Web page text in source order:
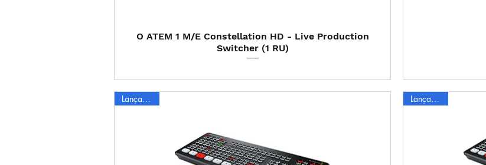
Visualização rápida
O ATEM 1 M/E Constellation HD - Live Production
Switcher (1 RU)
Lançamento Lançamento